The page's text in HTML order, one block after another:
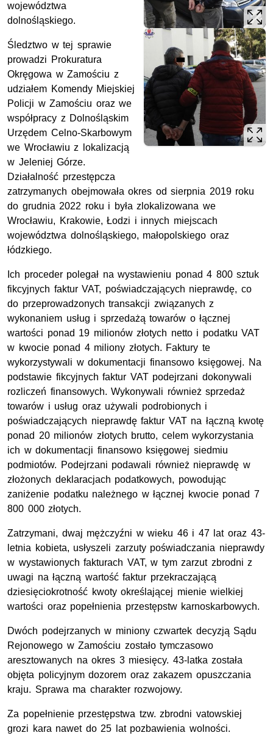
województwa
dolnośląskiego.
Śledztwo w tej sprawie
prowadzi Prokuratura
Okręgowa w Zamościu z
udziałem Komendy Miejskiej
Policji w Zamościu oraz we
współpracy z Dolnośląskim
Urzędem Celno-Skarbowym
we Wrocławiu z lokalizacją
w Jeleniej Górze.
Działalność przestępcza
zatrzymanych obejmowała okres od sierpnia 2019 roku
do grudnia 2022 roku i była zlokalizowana we
Wrocławiu, Krakowie, Łodzi i innych miejscach
województwa dolnośląskiego, małopolskiego oraz
łódzkiego.
Ich proceder polegał na wystawieniu ponad 4 800 sztuk
fikcyjnych faktur VAT, poświadczających nieprawdę, co
do przeprowadzonych transakcji związanych z
wykonaniem usług i sprzedażą towarów o łącznej
wartości ponad 19 milionów złotych netto i podatku VAT
w kwocie ponad 4 miliony złotych. Faktury te
wykorzystywali w dokumentacji finansowo księgowej. Na
podstawie fikcyjnych faktur VAT podejrzani dokonywali
rozliczeń finansowych. Wykonywali również sprzedaż
towarów i usług oraz używali podrobionych i
poświadczających nieprawdę faktur VAT na łączną kwotę
ponad 20 milionów złotych brutto, celem wykorzystania
ich w dokumentacji finansowo księgowej siedmiu
podmiotów. Podejrzani podawali również nieprawdę w
złożonych deklaracjach podatkowych, powodując
zaniżenie podatku należnego w łącznej kwocie ponad 7
800 000 złotych.
Zatrzymani, dwaj mężczyźni w wieku 46 i 47 lat oraz 43-
letnia kobieta, usłyszeli zarzuty poświadczania nieprawdy
w wystawionych fakturach VAT, w tym zarzut zbrodni z
uwagi na łączną wartość faktur przekraczającą
dziesięciokrotność kwoty określającej mienie wielkiej
wartości oraz popełnienia przestępstw karnoskarbowych.
Dwóch podejrzanych w miniony czwartek decyzją Sądu
Rejonowego w Zamościu zostało tymczasowo
aresztowanych na okres 3 miesięcy. 43-latka została
objęta policyjnym dozorem oraz zakazem opuszczania
kraju. Sprawa ma charakter rozwojowy.
Za popełnienie przestępstwa tzw. zbrodni vatowskiej
grozi kara nawet do 25 lat pozbawienia wolności.